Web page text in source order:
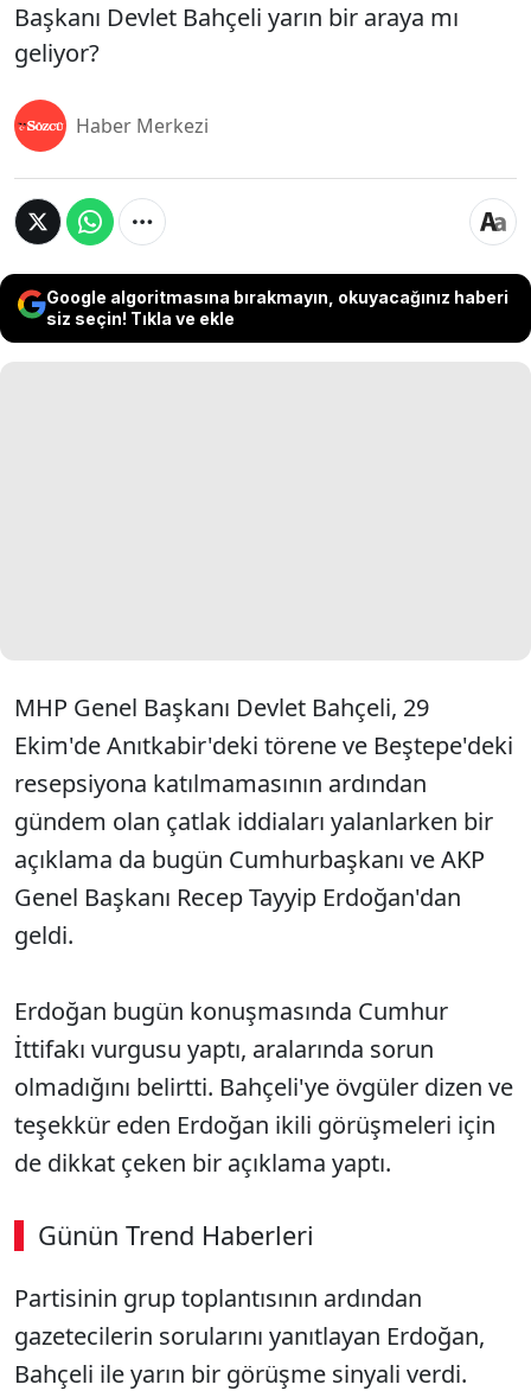
Başkanı Devlet Bahçeli yarın bir araya mı
geliyor?
Haber Merkezi
Google algoritmasına bırakmayın, okuyacağınız haberi
siz seçin! Tıkla ve ekle
MHP Genel Başkanı Devlet Bahçeli, 29
Ekim'de Anıtkabir'deki törene ve Beştepe'deki
resepsiyona katılmamasının ardından
gündem olan çatlak iddiaları yalanlarken bir
açıklama da bugün Cumhurbaşkanı ve AKP
Genel Başkanı Recep Tayyip Erdoğan'dan
geldi.
Erdoğan bugün konuşmasında Cumhur
İttifakı vurgusu yaptı, aralarında sorun
olmadığını belirtti. Bahçeli'ye övgüler dizen ve
teşekkür eden Erdoğan ikili görüşmeleri için
de dikkat çeken bir açıklama yaptı.
Günün Trend Haberleri
Partisinin grup toplantısının ardından
gazetecilerin sorularını yanıtlayan Erdoğan,
Bahçeli ile yarın bir görüşme sinyali verdi.